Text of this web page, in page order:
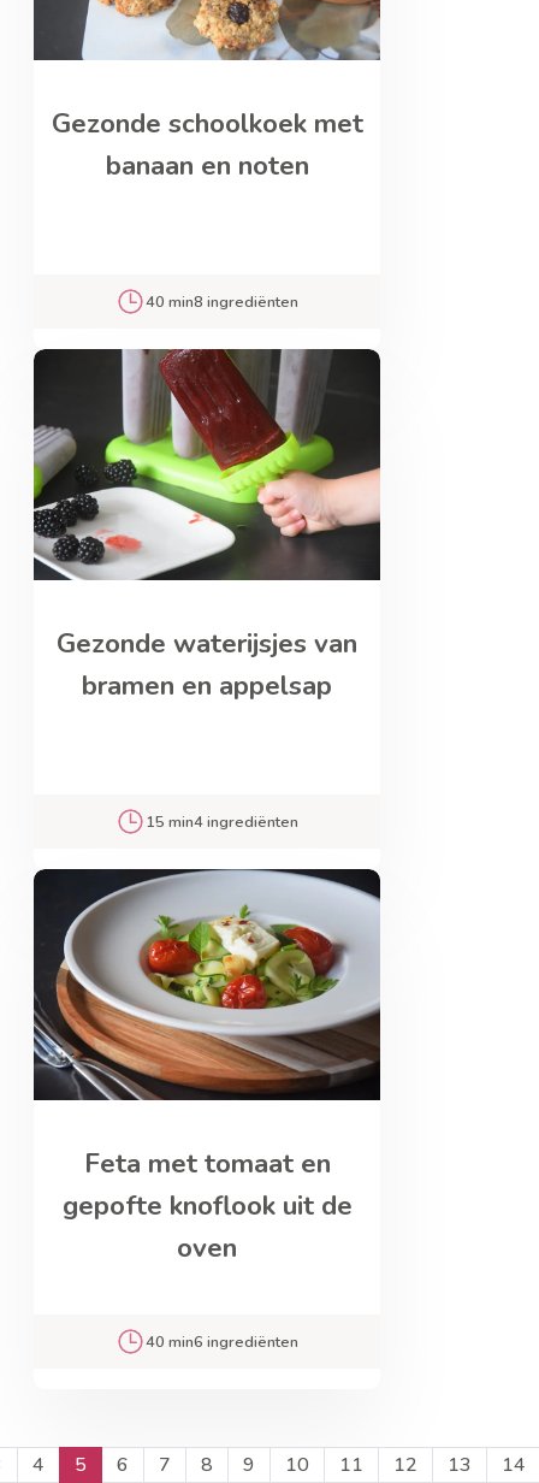
Gezonde schoolkoek met
banaan en noten
40 min8 ingrediënten
Gezonde waterijsjes van
bramen en appelsap
15 min4 ingrediënten
Feta met tomaat en
gepofte knoflook uit de
oven
40 min6 ingrediënten
4 5 6 7 8 9 10 11 12 13 14